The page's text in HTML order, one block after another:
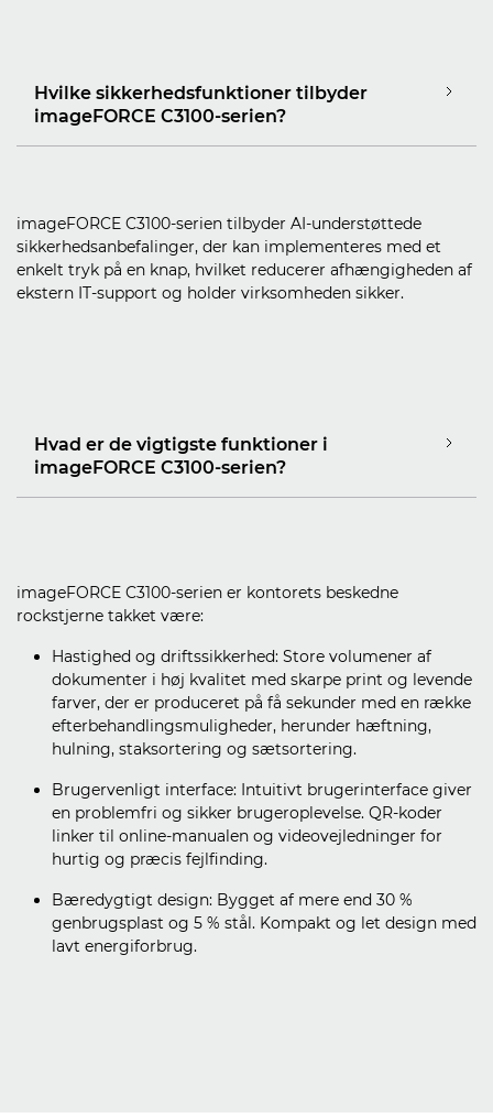
Hvilke sikkerhedsfunktioner tilbyder
imageFORCE C3100-serien?
imageFORCE C3100-serien tilbyder AI-understøttede
sikkerhedsanbefalinger, der kan implementeres med et
enkelt tryk på en knap, hvilket reducerer afhængigheden af
ekstern IT-support og holder virksomheden sikker.
Hvad er de vigtigste funktioner i
imageFORCE C3100-serien?
imageFORCE C3100-serien er kontorets beskedne
rockstjerne takket være:
Hastighed og driftssikkerhed: Store volumener af
dokumenter i høj kvalitet med skarpe print og levende
farver, der er produceret på få sekunder med en række
efterbehandlingsmuligheder, herunder hæftning,
hulning, staksortering og sætsortering.
Brugervenligt interface: Intuitivt brugerinterface giver
en problemfri og sikker brugeroplevelse. QR-koder
linker til online-manualen og videovejledninger for
hurtig og præcis fejlfinding.
Bæredygtigt design: Bygget af mere end 30 %
genbrugsplast og 5 % stål. Kompakt og let design med
lavt energiforbrug.